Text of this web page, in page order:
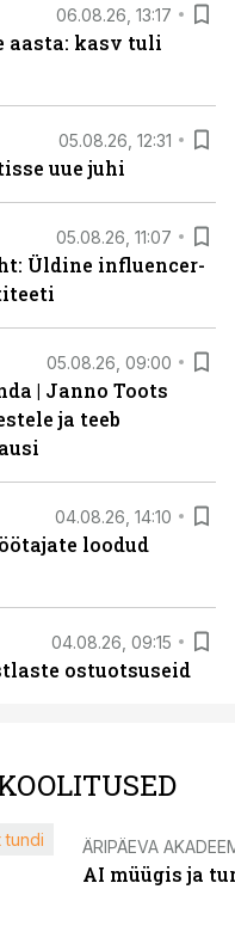
06.08.26, 13:17
aasta: kasv tuli
05.08.26, 12:31
uue juhi
05.08.26, 11:07
Üldine influencer-
05.08.26, 09:00
| Janno Toots
ja teeb
04.08.26, 14:10
loodud
04.08.26, 09:15
ostuotsuseid
tundi ÄRIPÄEVA
AI müügis ja